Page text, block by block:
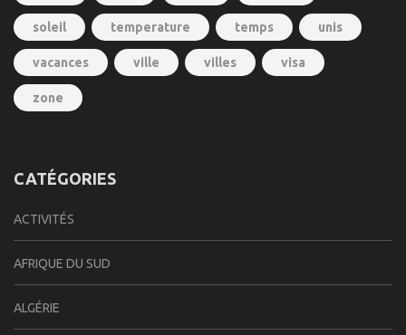
soleil temperature temps unis
vacances ville villes visa
zone
CATÉGORIES
ACTIVITÉS
AFRIQUE DU SUD
ALGÉRIE